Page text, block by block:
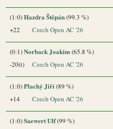
(1:0)Hazdra Štěpán(99.3 %)
+22
Czech Open AC '26
(0:1)Norback Joakim (65.8 %)
-20(t)
Czech Open AC '26
(1:0)Plachý Jiří(89 %)
+14
Czech Open AC '26
(1:0)Saewert Ulf(99 %)